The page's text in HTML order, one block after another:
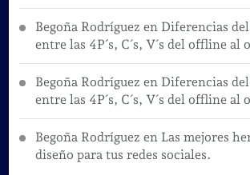
Begoña Rodríguez en Diferencias
entre las 4P´s, C´s, V´s del offline al
Begoña Rodríguez en Diferencias
entre las 4P´s, C´s, V´s del offline al
Begoña Rodríguez en Las mejores
diseño para tus redes sociales.